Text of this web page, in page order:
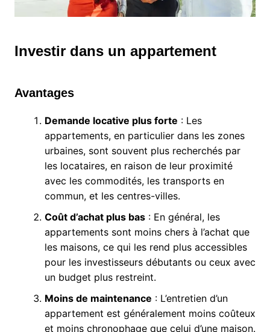
Investir dans un appartement
Avantages
Demande locative plus forte : Les
appartements, en particulier dans les zones
urbaines, sont souvent plus recherchés par
les locataires, en raison de leur proximité
avec les commodités, les transports en
commun, et les centres-villes.
Coût d’achat plus bas: En général, les
appartements sont moins chers à l’achat que
les maisons, ce qui les rend plus accessibles
pour les investisseurs débutants ou ceux avec
un budget plus restreint.
Moins de maintenance : L’entretien d’un
appartement est généralement moins coûteux
et moins chronophage que celui d’une maison.